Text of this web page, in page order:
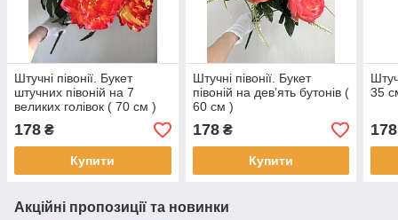
Штучні півонії. Букет
штучних півоній на 7
великих голівок ( 70 см )
178 ₴
Купити
Штучні півонії. Букет
півоній на девʼять бутонів (
60 см )
178₴
Купити
35
178
Акційні пропозиції та новинки